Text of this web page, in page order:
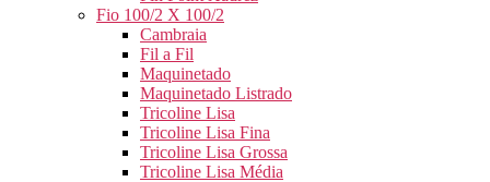
Fio 100/2 X 100/2
Cambraia
Fil a Fil
Maquinetado
Maquinetado Listrado
Tricoline Lisa
Tricoline Lisa Fina
Tricoline Lisa Grossa
Tricoline Lisa Média